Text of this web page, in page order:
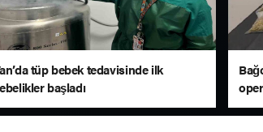
tüp bebek tedavisinde ilk
başladı